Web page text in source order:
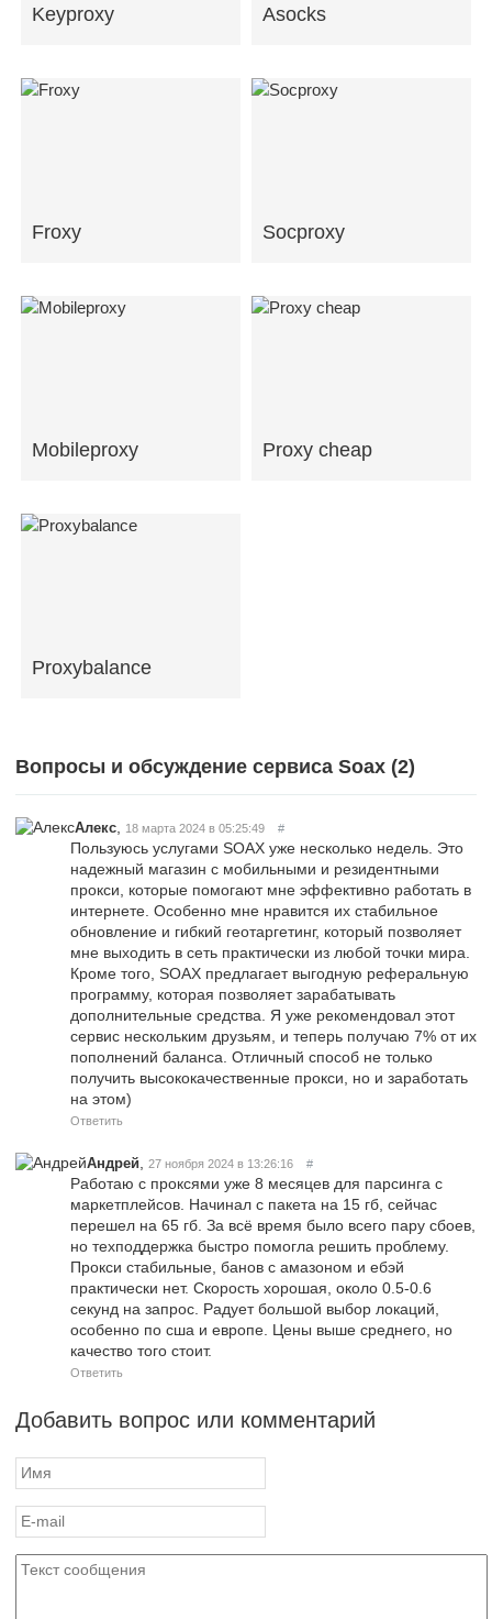
Keyproxy Asocks
Froxy Socproxy
Mobileproxy Proxy cheap
Proxybalance
Вопросы и обсуждение сервиса Soax (2)
Алекс 18 марта 2024 в 05:25:49 #
Пользуюсь услугами SOAX уже несколько недель. Это
надежный магазин с мобильными и резидентными
прокси, которые помогают мне эффективно работать в
интернете. Особенно мне нравится их стабильное
обновление и гибкий геотаргетинг, который позволяет
мне выходить в сеть практически из любой точки мира.
Кроме того, SOAX предлагает выгодную реферальную
программу, которая позволяет зарабатывать
дополнительные средства. Я уже рекомендовал этот
сервис нескольким друзьям, и теперь получаю 7% от их
пополнений баланса. Отличный способ не только
получить высококачественные прокси, но и заработать
на этом)
Ответить
Андрей 27 ноября 2024 в 13:26:16 #
Работаю с проксями уже 8 месяцев для парсинга с
маркетплейсов. Начинал с пакета на 15 гб, сейчас
перешел на 65 гб. За всё время было всего пару сбоев,
но техподдержка быстро помогла решить проблему.
Прокси стабильные, банов c амазоном и ебэй
практически нет. Скорость хорошая, около 0.5-0.6
секунд на запрос. Радует большой выбор локаций,
особенно по сша и европе. Цены выше среднего, но
качество того стоит.
Ответить
Добавить вопрос или комментарий